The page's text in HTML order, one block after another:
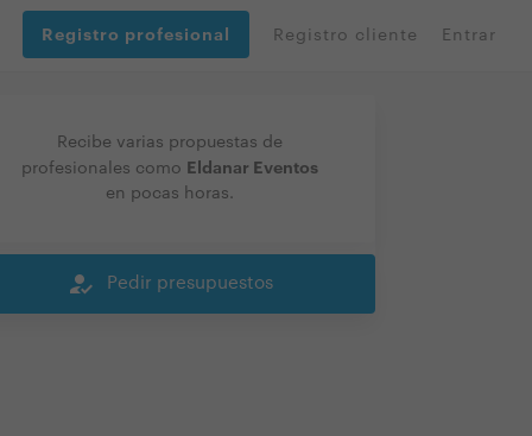
Registro profesional Registro cliente Entrar
Recibe varias propuestas de
profesionales como Eldanar Eventos
en pocas horas.
how_to_reg Pedir presupuestos